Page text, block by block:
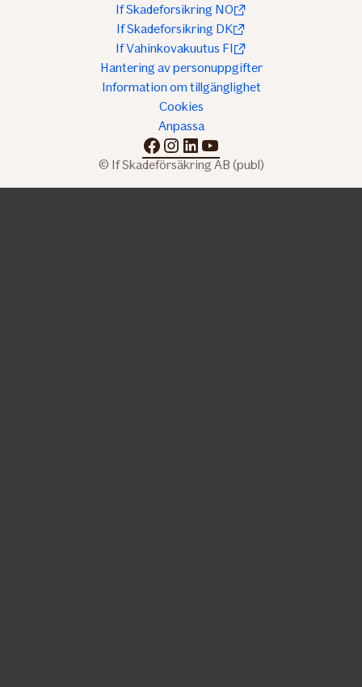
If Skadeforsikring NO
If Skadeforsikring DK
If Vahinkovakuutus FI
Hantering av personuppgifter
Information om tillgänglighet
Cookies
Anpassa
facebook
instagram
linkedinyoutube
© If Skadeförsäkring AB (publ)